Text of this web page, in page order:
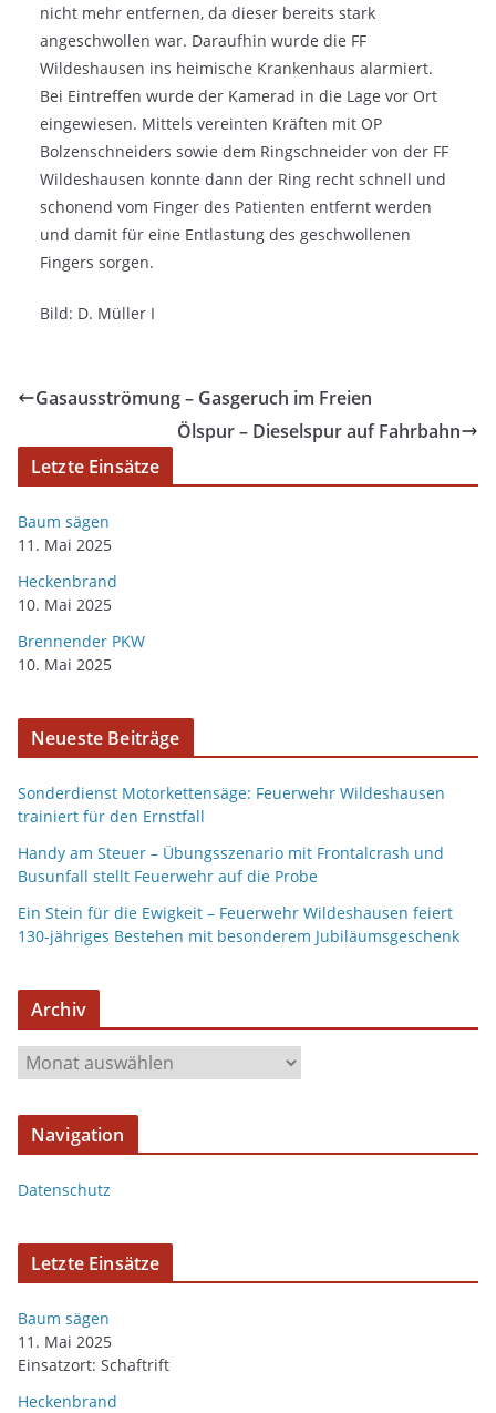
nicht mehr entfernen, da dieser bereits stark
angeschwollen war. Daraufhin wurde die FF
Wildeshausen ins heimische Krankenhaus alarmiert.
Bei Eintreffen wurde der Kamerad in die Lage vor Ort
eingewiesen. Mittels vereinten Kräften mit OP
Bolzenschneiders sowie dem Ringschneider von der FF
Wildeshausen konnte dann der Ring recht schnell und
schonend vom Finger des Patienten entfernt werden
und damit für eine Entlastung des geschwollenen
Fingers sorgen.
Bild: D. Müller I
Gasausströmung – Gasgeruch im Freien
Ölspur – Dieselspur auf Fahrbahn
Letzte Einsätze
Baum sägen
11. Mai 2025
Heckenbrand
10. Mai 2025
Brennender PKW
10. Mai 2025
Neueste Beiträge
Sonderdienst Motorkettensäge: Feuerwehr Wildeshausen
trainiert für den Ernstfall
Handy am Steuer – Übungsszenario mit Frontalcrash und
Busunfall stellt Feuerwehr auf die Probe
Ein Stein für die Ewigkeit – Feuerwehr Wildeshausen feiert
130-jähriges Bestehen mit besonderem Jubiläumsgeschenk
Archiv
Navigation
Datenschutz
Letzte Einsätze
Baum sägen
11. Mai 2025
Einsatzort: Schaftrift
Heckenbrand